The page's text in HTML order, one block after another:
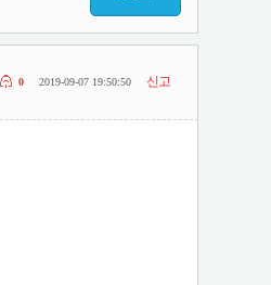
0 2019-09-07 19:50:50 신고